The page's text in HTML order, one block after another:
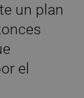
un plan
el